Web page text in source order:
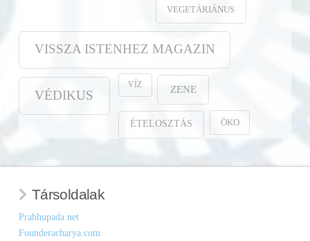
VEGETÁRIÁNUS
VISSZA ISTENHEZ MAGAZIN
VÉDIKUS
VÍZ ZENE
ÉTELOSZTÁS ÖKO
Társoldalak
Prabhupada.net
Founderacharya.com